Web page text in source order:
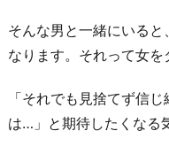
そんな男と一緒にいると
なります。それって女を
「それでも見捨てず信
は…」と期待したくなる